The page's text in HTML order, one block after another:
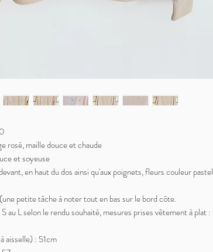
rosé, maille douce et chaude
et soyeuse
en haut du dos ainsi qu'aux poignets, fleurs couleur pastel
petite tâche à noter tout en bas sur le bord côte.
au L selon le rendu souhaité, mesures prises vêtement à plat :
aisselle) : 51cm